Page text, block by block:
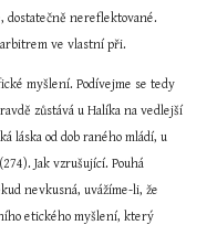
dostatečně nereflektované.
ve vlastní při.
myšlení. Podívejme se tedy
zůstává u Halíka na vedlejší
láska od dob raného mládí, u
Jak vzrušující. Pouhá
nevkusná, uvážíme-li, že
etického myšlení, který